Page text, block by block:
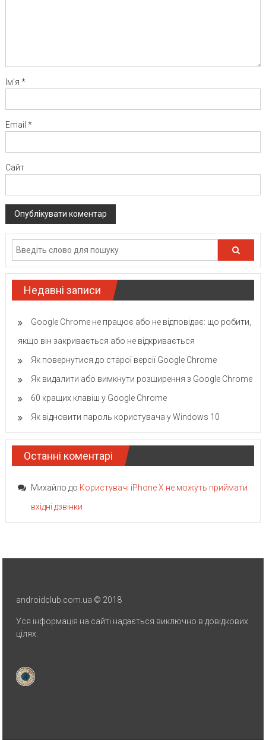
Ім'я *
Email *
Сайт
Недавні записи
Google Chrome не працює або не відповідає: що робити,
якщо він закривається або не відкривається
Як повернутися до старої версії Google Chrome
Як видалити або вимкнути розширення з Google Chrome
60 кращих клавіш у Google Chrome
Як відновити пароль користувача у Windows 10
Останні коментарі
Михайло до Користувачі iPhone X не можуть приймати
вхідні дзвінки
androidclub.com.ua © 2018
Уся інформація на сайті надається виключно в довідкових
цілях.